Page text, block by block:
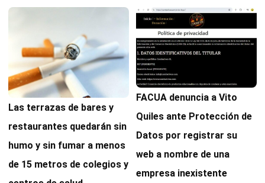
Las terrazas de bares y
restaurantes quedarán sin
humo y sin fumar a menos
de 15 metros de colegios y
FACUA denuncia a Vito
Quiles ante Protección de
Datos por registrar su
web a nombre de una
empresa inexistente